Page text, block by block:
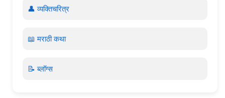
👤 व्यक्तिचरित्र
📖 मराठी कथा
📝 ब्लॉग्स